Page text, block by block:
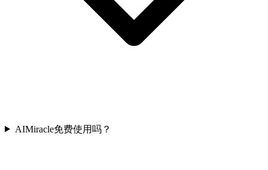
AIMiracle免费使用吗？